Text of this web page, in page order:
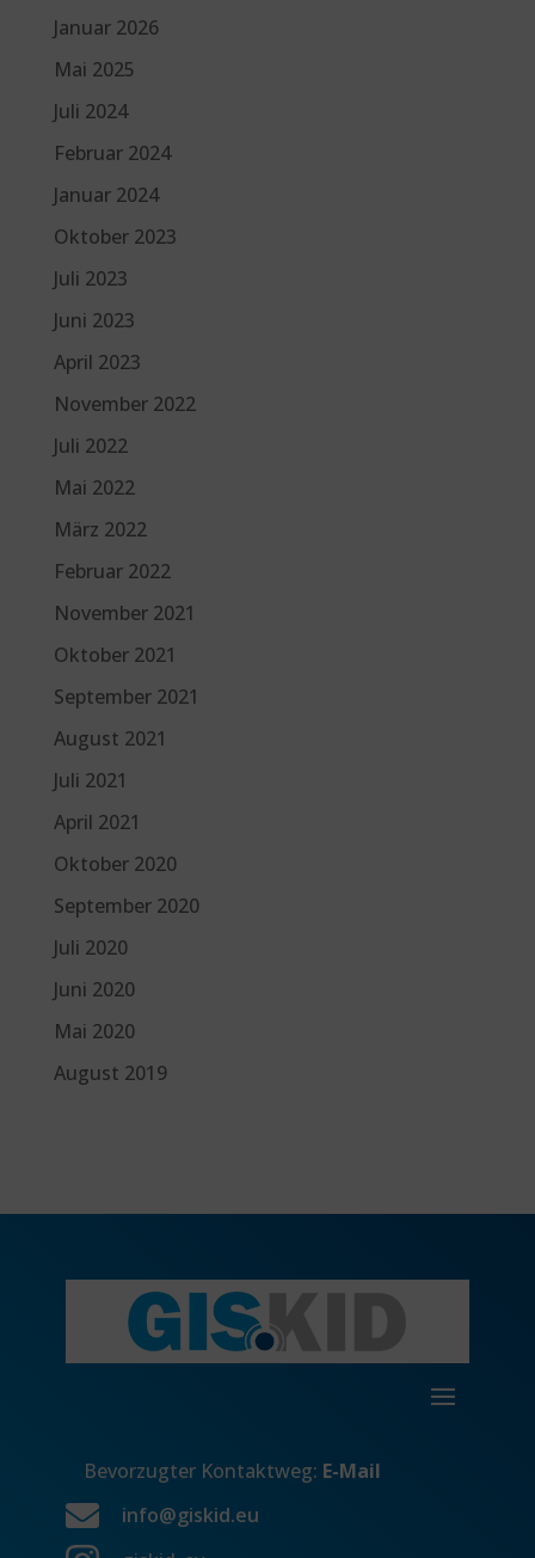
Januar 2026
Mai 2025
Juli 2024
Februar 2024
Januar 2024
Oktober 2023
Juli 2023
Juni 2023
April 2023
November 2022
Juli 2022
Mai 2022
März 2022
Februar 2022
November 2021
Oktober 2021
September 2021
August 2021
Juli 2021
April 2021
Oktober 2020
September 2020
Juli 2020
Juni 2020
Mai 2020
August 2019
Bevorzugter Kontaktweg: E-Mail
 info@giskid.eu